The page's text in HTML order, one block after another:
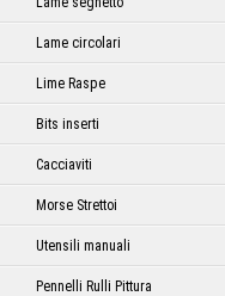
Lame circolari
Lime Raspe
Bits inserti
Cacciaviti
Morse Strettoi
Utensili manuali
Pennelli Rulli Pittura